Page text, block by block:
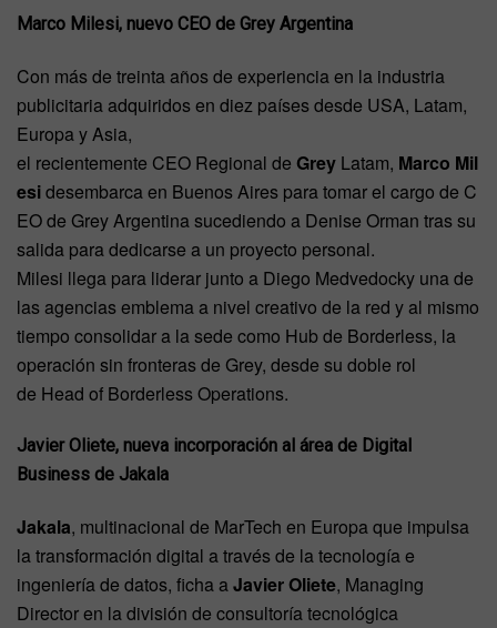
Marco Milesi, nuevo CEO de Grey Argentina
Con más de treinta años de experiencia en la industria
publicitaria adquiridos en diez países desde USA, Latam,
Europa y Asia,
el recientemente CEO Regional de Grey Latam, Marco Mil
esidesembarca en Buenos Aires para tomar el cargo de C
EO de Grey Argentina sucediendo a Denise Orman tras su
salida para dedicarse a un proyecto personal.
Milesi llega para liderar junto a Diego Medvedocky una de
las agencias emblema a nivel creativo de la red y al mismo
tiempo consolidar a la sede como Hub de Borderless, la
operación sin fronteras de Grey, desde su doble rol
de Head of Borderless Operations.
Javier Oliete, nueva incorporación al área de Digital
Business de Jakala
Jakala, multinacional de MarTech en Europa que impulsa
la transformación digital a través de la tecnología e
ingeniería de datos, ficha aJavier Oliete, Managing
Director en la división de consultoría tecnológica